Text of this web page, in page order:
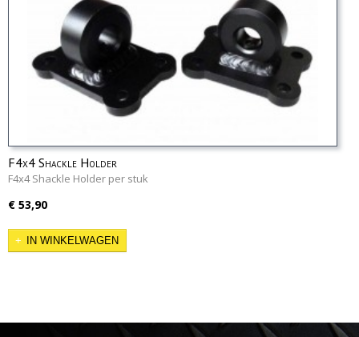
F4x4 Shackle Holder
F4x4 Shackle Holder per stuk
€ 53,90
IN WINKELWAGEN